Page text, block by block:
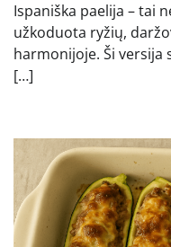
Ispaniška paelija – tai
užkoduota ryžių,
harmonijoje. Ši versija
[…]